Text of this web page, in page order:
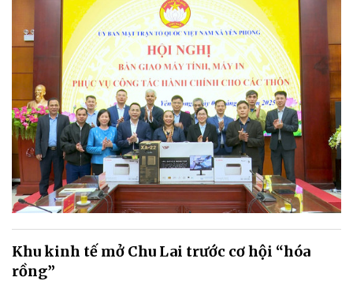
Khu kinh tế mở Chu Lai trước cơ hội “hóa
rồng”